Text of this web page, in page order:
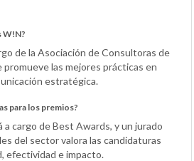
W!N?
de la Asociación de Consultoras de
promueve las mejores prácticas en
estratégica.
para los premios?
cargo de Best Awards, y un jurado
del sector valora las candidaturas
efectividad e impacto.